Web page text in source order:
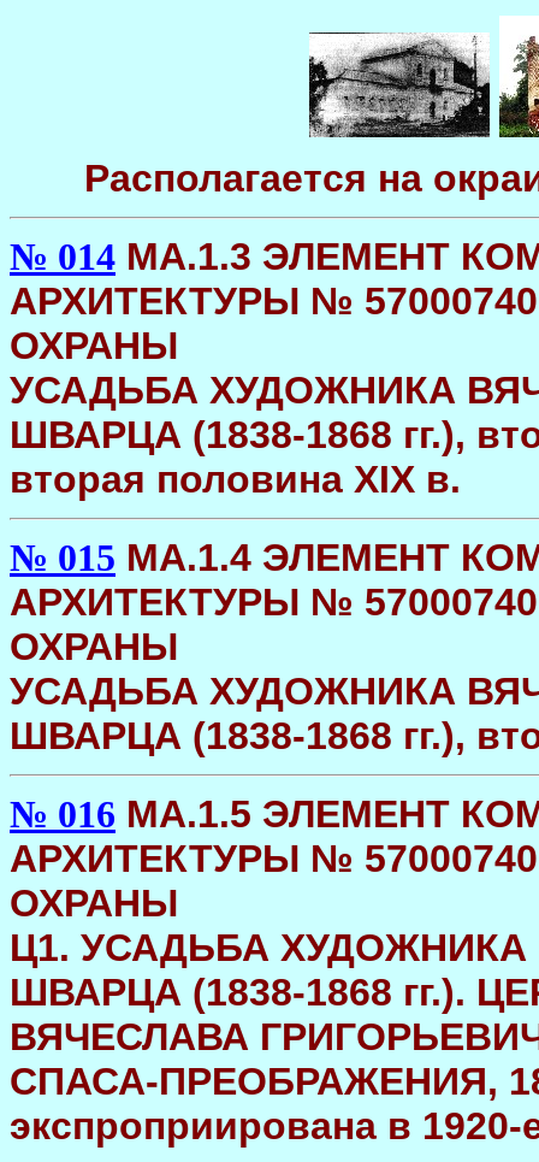
Располагается на
№ 014 МA.1.3 ЭЛЕМЕНТ
АРХИТЕКТУРЫ №
ОХРАНЫ
УСАДЬБА ХУДОЖНИКА
ШВАРЦА (1838-1868 гг.),
вторая половина XIX в.
№ 015 МA.1.4 ЭЛЕМЕНТ
АРХИТЕКТУРЫ №
ОХРАНЫ
УСАДЬБА ХУДОЖНИКА
ШВАРЦА (1838-1868 гг.),
№ 016 МA.1.5 ЭЛЕМЕНТ
АРХИТЕКТУРЫ №
ОХРАНЫ
Ц1. УСАДЬБА
ШВАРЦА (1838-1868 гг.).
ВЯЧЕСЛАВА
СПАСА-ПРЕОБРАЖЕНИЯ,
экспроприирована в 1920-е